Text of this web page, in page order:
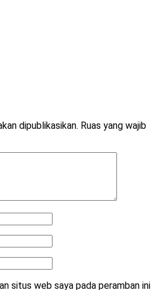
dipublikasikan. Ruas yang wajib
situs web saya pada peramban ini